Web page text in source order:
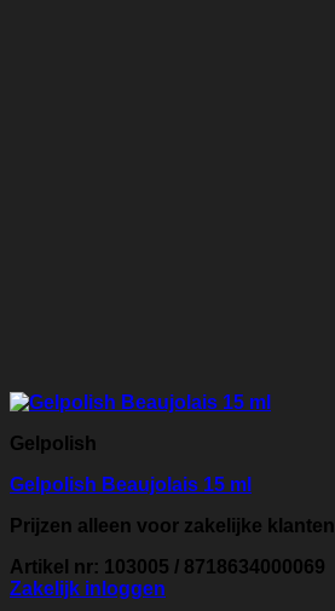
Gelpolish
Gelpolish Beaujolais 15 ml
Prijzen alleen voor zakelijke klanten
Artikel nr: 103005 / 8718634000069
Zakelijk inloggen